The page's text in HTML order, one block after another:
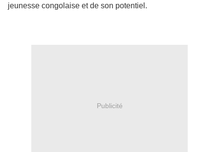
jeunesse congolaise et de son potentiel.
Publicité